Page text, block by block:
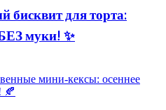
для торта:
муки! ✨